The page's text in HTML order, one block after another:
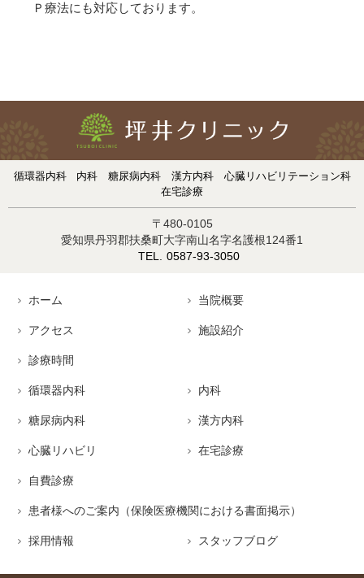
Ｐ療法にも対応しております。
循環器内科 内科 糖尿病内科 漢方内科
心臓リハビリテーション科
在宅診療
〒480-0105
愛知県丹羽郡扶桑町大字南山名字名護根124番1
0587-93-3050
ホーム 当院概要
アクセス 施設紹介
診療時間
循環器内科 内科
糖尿病内科 漢方内科
心臓リハビリ 在宅診療
自費診療
患者様へのご案内（保険医療機関における書面掲示）
採用情報 スタッフブログ